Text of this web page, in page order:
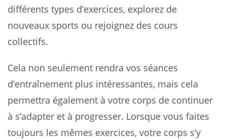
différents types d’exercices, explorez de
nouveaux sports ou rejoignez des cours
collectifs.
Cela non seulement rendra vos séances
d’entraînement plus intéressantes, mais cela
permettra également à votre corps de continuer
à s’adapter et à progresser. Lorsque vous faites
toujours les mêmes exercices, votre corps s’y